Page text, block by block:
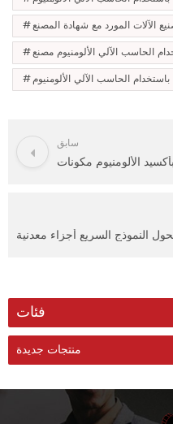
الآلات المورد مع شهادة المصنع
الحاسب الآلي الألومنيوم مصنع
باستخدام الحاسب الآلي الألومنيوم
سابق
فئات
منتجات جديدة